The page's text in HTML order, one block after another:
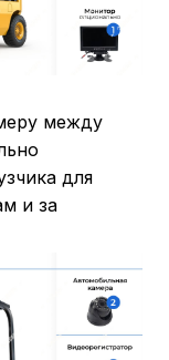
между
для
и за